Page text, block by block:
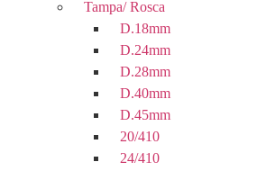
Tampa/ Rosca
D.18mm
D.24mm
D.28mm
D.40mm
D.45mm
20/410
24/410